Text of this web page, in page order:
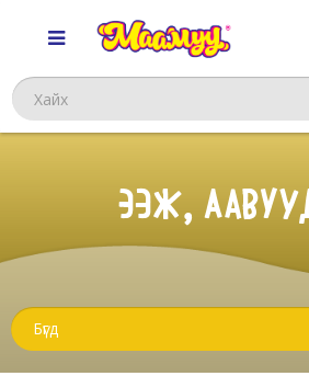
Хайх
ЭЭЖ,